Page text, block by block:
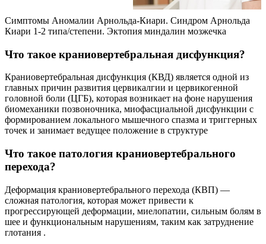
Симптомы Аномалии Арнольда-Киари. Синдром Арнольда
Киари 1-2 типа/степени. Эктопия миндалин мозжечка
Что такое краниовертебральная дисфункция?
Краниовертебральная дисфункция (КВД) является одной из
главных причин развития цервикалгии и цервикогенной
головной боли (ЦГБ), которая возникает на фоне нарушения
биомеханики позвоночника, миофасциальной дисфункции с
формированием локального мышечного спазма и триггерных
точек и занимает ведущее положение в структуре
Что такое патология краниовертебрального
перехода?
Деформация краниовертебрального перехода (КВП) —
сложная патология, которая может привести к
прогрессирующей деформации, миелопатии, сильным болям в
шее и функциональным нарушениям, таким как затруднение
глотания .